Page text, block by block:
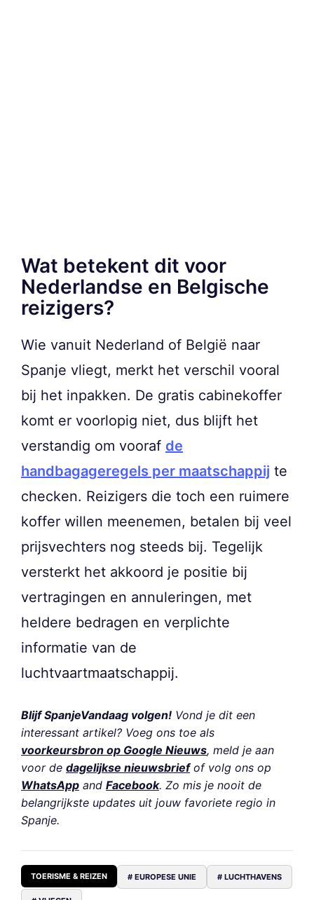
Wat betekent dit voor
Nederlandse en Belgische
reizigers?
Wie vanuit Nederland of België naar
Spanje vliegt, merkt het verschil vooral
bij het inpakken. De gratis cabinekoffer
komt er voorlopig niet, dus blijft het
verstandig om vooraf de
handbagageregels per maatschappij te
checken. Reizigers die toch een ruimere
koffer willen meenemen, betalen bij veel
prijsvechters nog steeds bij. Tegelijk
versterkt het akkoord je positie bij
vertragingen en annuleringen, met
heldere bedragen en verplichte
informatie van de
luchtvaartmaatschappij.
Blijf SpanjeVandaag volgen! Vond je dit een
interessant artikel? Voeg ons toe als
voorkeursbron op Google Nieuws, meld je aan
voor de dagelijkse nieuwsbriefof volg ons op
WhatsApp and Facebook. Zo mis je nooit de
belangrijkste updates uit jouw favoriete regio in
Spanje.
TOERISME & REIZEN # EUROPESE UNIE # LUCHTHAVENS